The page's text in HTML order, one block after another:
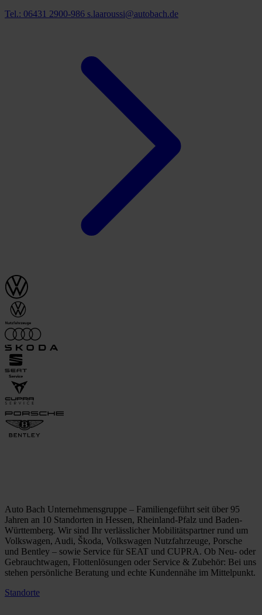
Tel.: 06431 2900-986 s.laaroussi@autobach.de
Auto Bach Unternehmensgruppe – Familiengeführt seit über 95
Jahren an 10 Standorten in Hessen, Rheinland-Pfalz und Baden-
Württemberg. Wir sind Ihr verlässlicher Mobilitätspartner rund um
Volkswagen, Audi, Škoda, Volkswagen Nutzfahrzeuge, Porsche
und Bentley – sowie Service für SEAT und CUPRA. Ob Neu- oder
Gebrauchtwagen, Flottenlösungen oder Service & Zubehör: Bei uns
stehen persönliche Beratung und echte Kundennähe im Mittelpunkt.
Standorte